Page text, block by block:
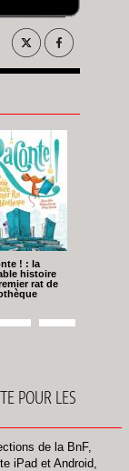
! : la
histoire
rat de
Page
3
POUR LES
de la BnF,
iPad et Android,